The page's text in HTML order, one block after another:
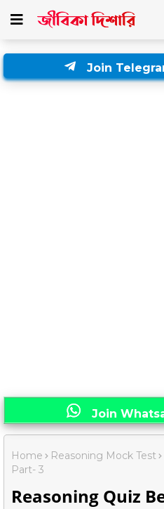
Join
Join
Home Reasoning Mock Test
Part- 3
Reasoning Quiz